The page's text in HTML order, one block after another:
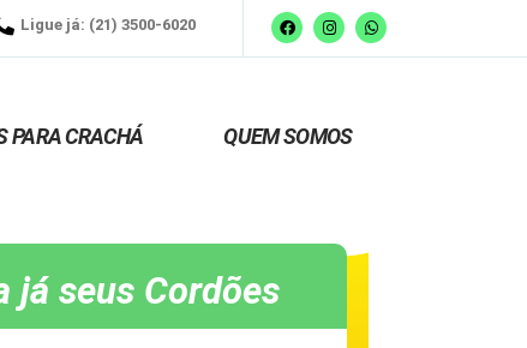
Ligue já: (21) 3500-6020
PARA CRACHÁ QUEM SOMOS
já seus Cordões